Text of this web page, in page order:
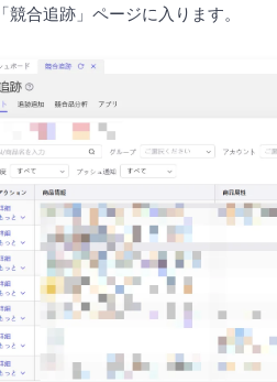
合追跡」ページに入ります。